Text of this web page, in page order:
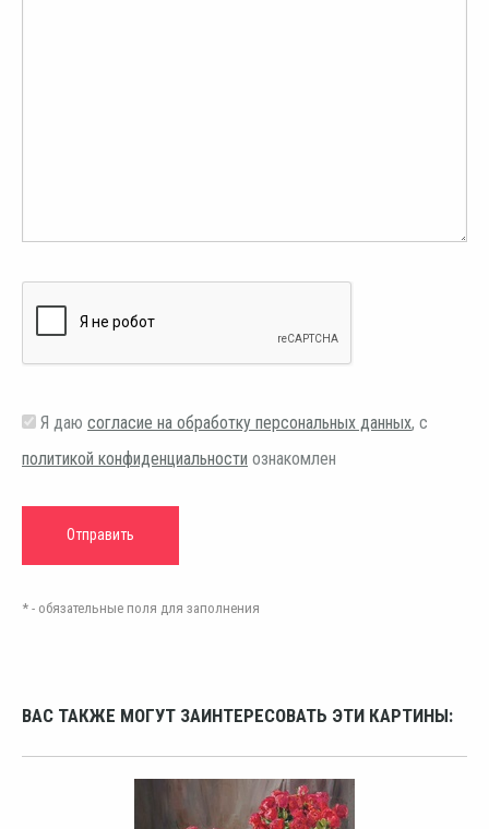
Я даю согласие на обработку персональных данных, с
политикой конфиденциальности ознакомлен
* - обязательные поля для заполнения
ВАС ТАКЖЕ МОГУТ ЗАИНТЕРЕСОВАТЬ ЭТИ КАРТИНЫ: